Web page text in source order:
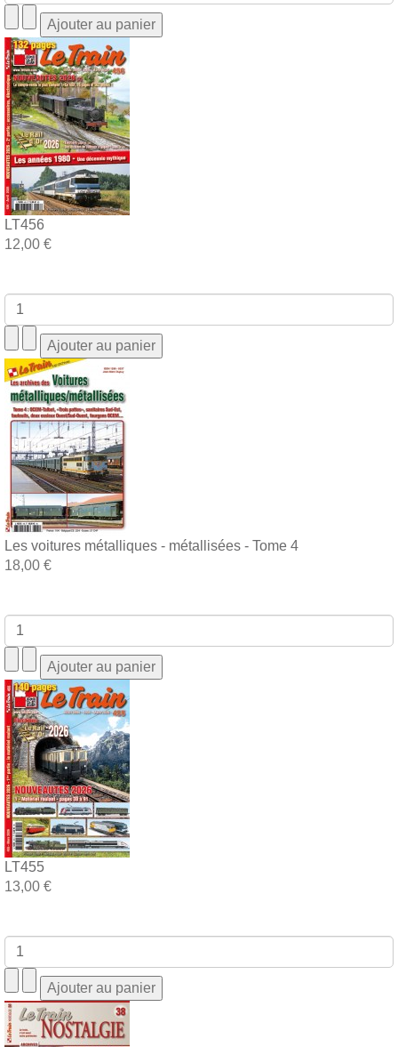
LT456
12,00 €
Les voitures métalliques - métallisées - Tome 4
18,00 €
LT455
13,00 €